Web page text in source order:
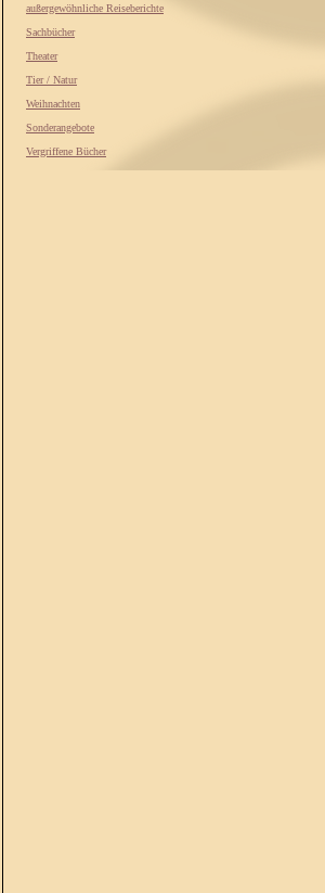
außergewöhnliche Reiseberichte
Sachbücher
Theater
Tier / Natur
Weihnachten
Sonderangebote
Vergriffene Bücher